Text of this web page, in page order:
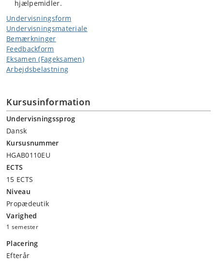
hjælpemidler.
Undervisningsform
Undervisningsmateriale
Bemærkninger
Feedbackform
Eksamen (Fageksamen)
Arbejdsbelastning
Kursusinformation
Undervisningssprog
Dansk
Kursusnummer
HGAB0110EU
ECTS
15 ECTS
Niveau
Propædeutik
Varighed
1 semester
Placering
Efterår